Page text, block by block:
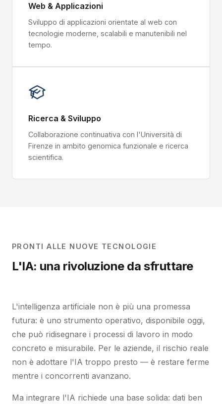
Web & Applicazioni
Sviluppo di applicazioni orientate al web con
tecnologie moderne, scalabili e manutenibili nel
tempo.
Ricerca & Sviluppo
Collaborazione continuativa con l'Università di
Firenze in ambito genomica funzionale e ricerca
scientifica.
PRONTI ALLE NUOVE TECNOLOGIE
L'IA: una rivoluzione da sfruttare
L'intelligenza artificiale non è più una promessa
futura: è uno strumento operativo, disponibile oggi,
che può ridisegnare i processi di lavoro in modo
concreto e misurabile. Per le aziende, il rischio reale
non è adottare l'IA troppo presto — è restare ferme
mentre i concorrenti avanzano.
Ma integrare l'IA richiede una base solida: dati ben